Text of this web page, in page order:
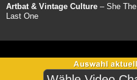
Artbat & Vintage Culture – She The
Last One